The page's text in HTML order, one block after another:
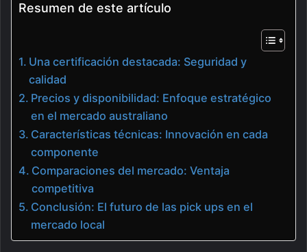
Resumen de este artículo
Una certificación destacada: Seguridad y
calidad
Precios y disponibilidad: Enfoque estratégico
en el mercado australiano
Características técnicas: Innovación en cada
componente
Comparaciones del mercado: Ventaja
competitiva
Conclusión: El futuro de las pick ups en el
mercado local